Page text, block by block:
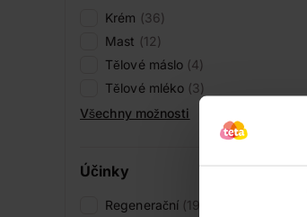
Krém (36)
Mast (12)
Tělové máslo (4)
Tělové mléko (3)
Všechny možnosti
Účinky
Regenerační (19)